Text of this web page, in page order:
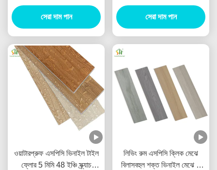
স্ট্রিড কোর বিলাসবহুল ভিনাইল মেঝে
সেরা দাম পান
ক্লিক মেঝে জন্য লিভিং রুম বেডরুম
সেরা দাম পান
ওয়াটারপ্রুফ এসপিসি ভিনাইল টাইল
ফ্লোর 5 মিমি 48 ইঞ্চি স্ক্র্যাচ
লিভিং রুম এসপিসি ক্লিক মেঝে
বিলাসবহুল শক্ত ভিনাইল মেঝে 6